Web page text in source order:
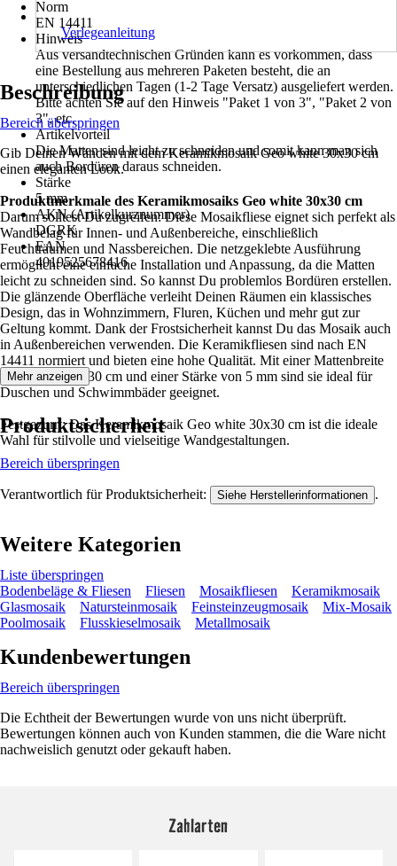
Norm
EN 14411
Hinweis
Aus versandtechnischen Gründen kann es vorkommen, dass
eine Bestellung aus mehreren Paketen besteht, die an
unterschiedlichen Tagen (1-2 Tage Versatz) ausgeliefert werden.
Bitte achten Sie auf den Hinweis "Paket 1 von 3", "Paket 2 von
3", etc.
Artikelvorteil
Die Matten sind leicht zu schneiden und somit kann man sich
auch Bordüren daraus schneiden.
Stärke
5 mm
AKN (Artikelkurznummer)
DGRK
EAN
4019525678416
Verlegeanleitung
Beschreibung
Bereich überspringen
Gib Deinen Wänden mit dem Keramikmosaik Geo white 30x30 cm
einen eleganten Look.
Produktmerkmale des Keramikmosaiks Geo white 30x30 cm
Darum solltest Du zugreifen: Diese Mosaikfliese eignet sich perfekt als
Wandbelag für Innen- und Außenbereiche, einschließlich
Feuchträumen und Nassbereichen. Die netzgeklebte Ausführung
ermöglicht eine einfache Installation und Anpassung, da die Matten
leicht zu schneiden sind. So kannst Du problemlos Bordüren erstellen.
Die glänzende Oberfläche verleiht Deinen Räumen ein klassisches
Design, das in Wohnzimmern, Fluren, Küchen und mehr gut zur
Geltung kommt. Dank der Frostsicherheit kannst Du das Mosaik auch
in Außenbereichen verwenden. Die Keramikfliesen sind nach EN
14411 normiert und bieten eine hohe Qualität. Mit einer Mattenbreite
und -länge von 30 cm und einer Stärke von 5 mm sind sie ideal für
Duschen und Schwimmbäder geeignet.
Festgezurrt: Das Keramikmosaik Geo white 30x30 cm ist die ideale
Wahl für stilvolle und vielseitige Wandgestaltungen.
Mehr anzeigen
Produktsicherheit
Bereich überspringen
Verantwortlich für Produktsicherheit: Siehe Herstellerinformationen .
Weitere Kategorien
Liste überspringen
Bodenbeläge & Fliesen
Fliesen Mosaikfliesen
Keramikmosaik
Glasmosaik
Natursteinmosaik Feinsteinzeugmosaik
Mix-Mosaik
Poolmosaik
Flusskieselmosaik Metallmosaik
Kundenbewertungen
Bereich überspringen
Die Echtheit der Bewertungen wurde von uns nicht überprüft.
Bewertungen können auch von Kunden stammen, die die Ware nicht
nachweislich genutzt oder gekauft haben.
Zahlarten